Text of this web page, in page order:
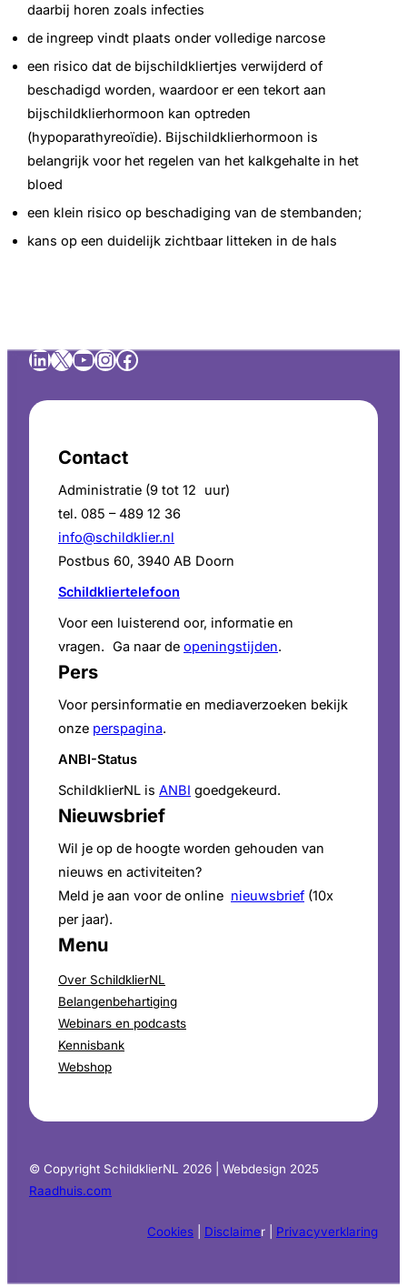
daarbij horen zoals infecties
de ingreep vindt plaats onder volledige narcose
een risico dat de bijschildkliertjes verwijderd of
beschadigd worden, waardoor er een tekort aan
bijschildklierhormoon kan optreden
(hypoparathyreoïdie). Bijschildklierhormoon is
belangrijk voor het regelen van het kalkgehalte in het
bloed
een klein risico op beschadiging van de stembanden;
kans op een duidelijk zichtbaar litteken in de hals
LinkedIn
X YouTube
Instagram
Facebook
Contact
Administratie (9 tot 12 uur)
tel. 085 – 489 12 36
info@schildklier.nl
Postbus 60, 3940 AB Doorn
Schildkliertelefoon
Voor een luisterend oor, informatie en
vragen. Ga naar de openingstijden.
Pers
Voor persinformatie en mediaverzoeken bekijk
onze perspagina.
ANBI-Status
SchildklierNL is ANBI goedgekeurd.
Nieuwsbrief
Wil je op de hoogte worden gehouden van
nieuws en activiteiten?
Meld je aan voor de online nieuwsbrief (10x
per jaar).
Menu
Over SchildklierNL
Belangenbehartiging
Webinars en podcasts
Kennisbank
Webshop
© Copyright SchildklierNL 2026 | Webdesign 2025
Raadhuis.com
Cookies Disclaimer | Privacyverklaring